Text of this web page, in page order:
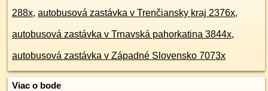
288x, autobusová zastávka v Trenčiansky kraj 2376x,
autobusová zastávka v Trnavská pahorkatina 3844x,
autobusová zastávka v Západné Slovensko 7073x
Viac o bode